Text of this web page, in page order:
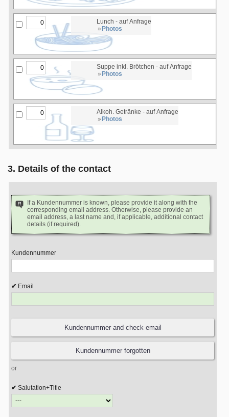
Lunch - auf Anfrage
Photos
Suppe inkl. Brötchen - auf Anfrage
Photos
Alkoh. Getränke - auf Anfrage
Photos
3. Details of the contact
If a Kundennummer is known, please provide it along with the
corresponding email address. Otherwise, please provide an
email address, a last name and, if applicable, additional contact
details (if required).
Kundennummer
Email
or
Salutation+Title